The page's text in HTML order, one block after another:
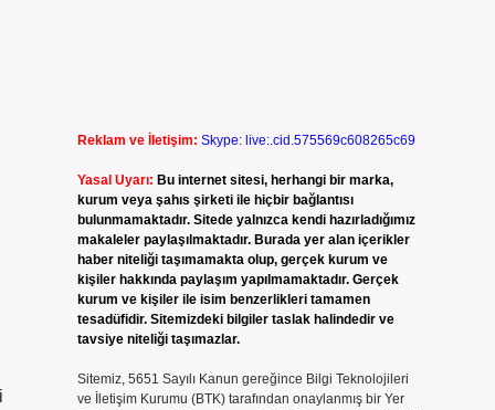
Reklam ve İletişim: Skype: live:.cid.575569c608265c69
Yasal Uyarı: Bu internet sitesi, herhangi bir marka,
kurum veya şahıs şirketi ile hiçbir bağlantısı
bulunmamaktadır. Sitede yalnızca kendi hazırladığımız
makaleler paylaşılmaktadır. Burada yer alan içerikler
haber niteliği taşımamakta olup, gerçek kurum ve
kişiler hakkında paylaşım yapılmamaktadır. Gerçek
kurum ve kişiler ile isim benzerlikleri tamamen
tesadüfidir. Sitemizdeki bilgiler taslak halindedir ve
tavsiye niteliği taşımazlar.
Sitemiz, 5651 Sayılı Kanun gereğince Bilgi Teknolojileri
ve İletişim Kurumu (BTK) tarafından onaylanmış bir Yer